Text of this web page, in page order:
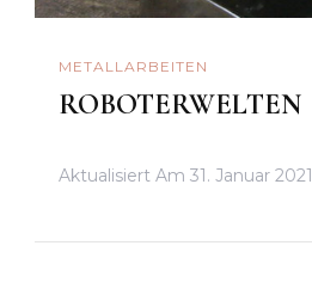
METALLARBEITEN
ROBOTERWELTEN
Aktualisiert Am 31. Januar 2021